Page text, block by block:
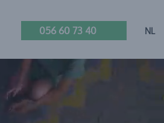
056 60 73 40 NL